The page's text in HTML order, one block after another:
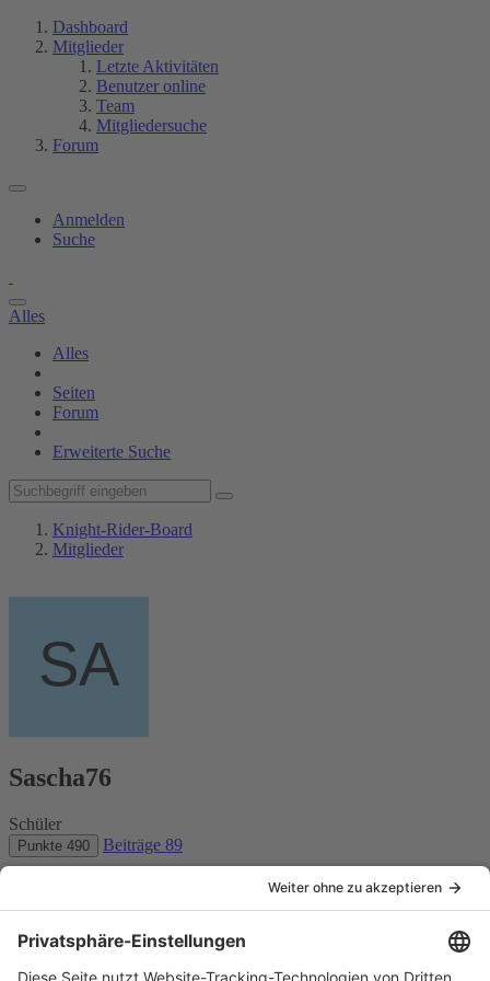
Dashboard
Mitglieder
Letzte Aktivitäten
Benutzer online
Team
Mitgliedersuche
Forum
Anmelden
Suche
Alles
Alles
Seiten
Forum
Erweiterte Suche
Knight-Rider-Board
Mitglieder
Sascha76
Schüler
Punkte 490 Beiträge 89